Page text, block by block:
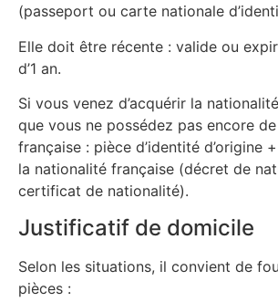
(passeport ou carte nationale
Elle doit être récente : valide ou
d’1 an.
Si vous venez d’acquérir la
que vous ne possédez pas encore
française : pièce d’identité d’origine
la nationalité française (décret de
certificat de nationalité).
Justificatif de domicile
Selon les situations, il convient de
pièces :